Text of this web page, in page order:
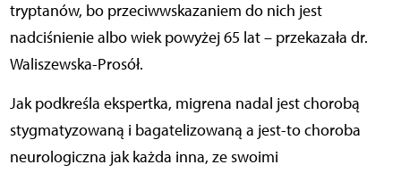
tryptanów, bo przeciwwskazaniem do nich jest
nadciśnienie albo wiek powyżej 65 lat – przekazała dr.
Waliszewska-Prosół.
Jak podkreśla ekspertka, migrena nadal jest chorobą
stygmatyzowaną i bagatelizowaną a jest-to choroba
neurologiczna jak każda inna, ze swoimi